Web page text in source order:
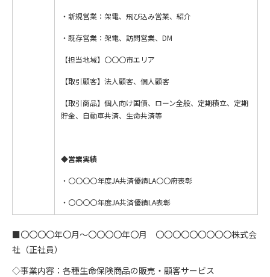
・新規営業：架電、飛び込み営業、紹介
・既存営業：架電、訪問営業、DM
【担当地域】〇〇〇市エリア
【取引顧客】法人顧客、個人顧客
【取引商品】個人向け国債、ローン全般、定期積立、定期
貯金、自動車共済、生命共済等
◆営業実績
・〇〇〇〇年度JA共済優績LA〇〇府表彰
・〇〇〇〇年度JA共済優績LA表彰
■〇〇〇〇年〇月～〇〇〇〇年〇月 〇〇〇〇〇〇〇〇〇株式会
社（正社員）
◇事業内容：各種生命保険商品の販売・顧客サービス